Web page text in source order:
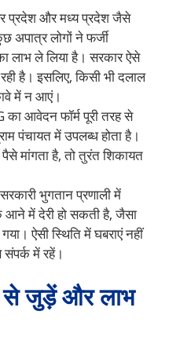
प्रदेश और मध्य प्रदेश जैसे
अपात्र लोगों ने फर्जी
लाभ ले लिया है। सरकार ऐसे
है। इसलिए, किसी भी दलाल
में न आएं।
का आवेदन फॉर्म पूरी तरह से
पंचायत में उपलब्ध होता है।
मांगता है, तो तुरंत शिकायत
भुगतान प्रणाली में
में देरी हो सकती है, जैसा
ऐसी स्थिति में घबराएं नहीं
में रहें।
से जुड़ें और लाभ